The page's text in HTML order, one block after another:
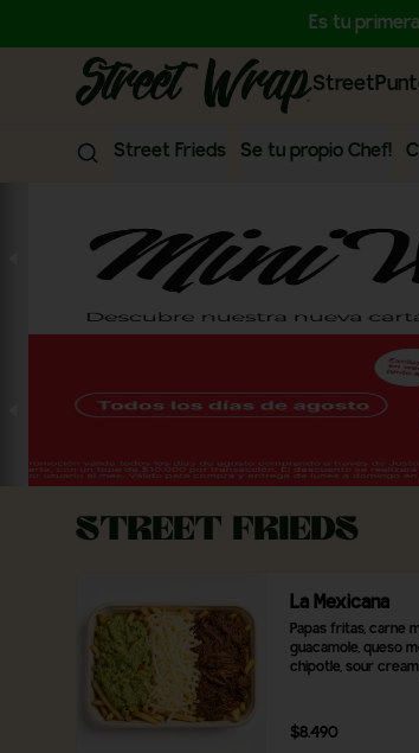
Es tu
Street Frieds Se tu propio Chef!
Street Frieds
La Mexicana
Papas fritas, carne
guacamole, queso
chipotle, sour
$8.490